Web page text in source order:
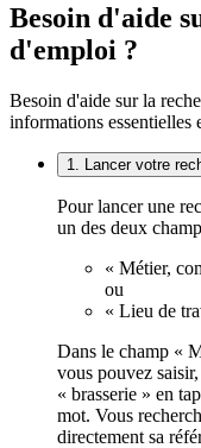
Besoin d'aide
d'emploi ?
Besoin d'aide sur la
informations essentielles
1. Lancer votre
Pour lancer une
un des deux
« Métier,
ou
« Lieu de
Dans le champ «
vous pouvez
« brasserie » en
mot. Vous
directement sa